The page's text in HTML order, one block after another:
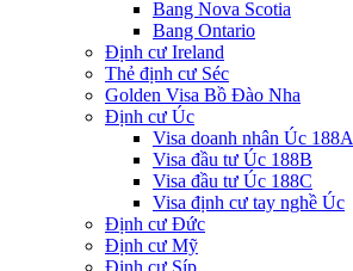
Bang Nova Scotia
Bang Ontario
Định cư Ireland
Thẻ định cư Séc
Golden Visa Bồ Đào Nha
Định cư Úc
Visa doanh nhân Úc 188A
Visa đầu tư Úc 188B
Visa đầu tư Úc 188C
Visa định cư tay nghề Úc
Định cư Đức
Định cư Mỹ
Định cư Síp